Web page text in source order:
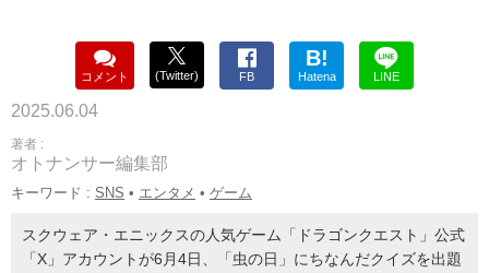
コメント (Twitter) FB
B!
Hatena LINE
2025.06.04
著者 :
オトナンサー編集部
キーワード : SNS • エンタメ • ゲーム
スクウェア・エニックスの人気ゲーム「ドラゴンクエスト」公式
「X」アカウントが6月4日、「虫の日」にちなんだクイズを出題